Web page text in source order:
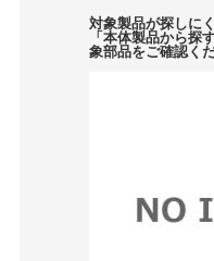
対象製品が探しに
「本体製品から探
象部品をご確認く